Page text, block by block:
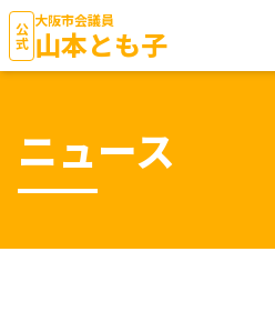
公式
大阪市会議員
山本とも子
ニュース